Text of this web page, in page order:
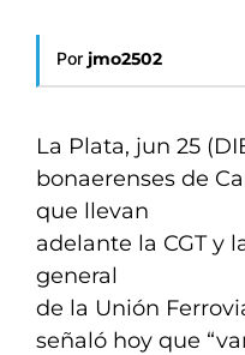
Por jmo2502
La Plata, jun 25
bonaerenses de
que llevan
adelante la CGT y
general
de la Unión
señaló hoy que